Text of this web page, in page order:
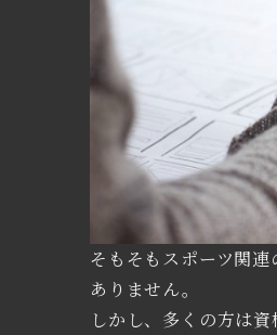
そもそもスポーツ関
ありません。
しかし、多くの方は